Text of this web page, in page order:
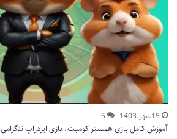
15.مهر.1403 5
آموزش کامل بازی همستر کومبت، بازی ایردراپ تلگرامی